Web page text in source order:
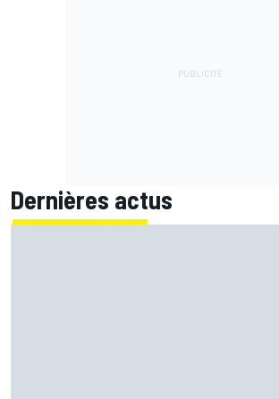
Dernières actus